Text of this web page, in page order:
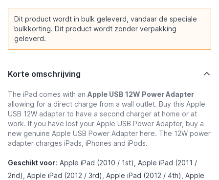
Dit product wordt in bulk geleverd, vandaar de speciale
bulkkorting. Dit product wordt zonder verpakking
geleverd.
Korte omschrijving
The iPad comes with an Apple USB 12W Power Adapter
allowing for a direct charge from a wall outlet. Buy this Apple
USB 12W adapter to have a second charger at home or at
work. If you have lost your Apple USB Power Adapter, buy a
new genuine Apple USB Power Adapter here. The 12W power
adapter charges iPads, iPhones and iPods.
Geschikt voor: Apple iPad (2010 / 1st), Apple iPad (2011 /
2nd), Apple iPad (2012 / 3rd), Apple iPad (2012 / 4th), Apple